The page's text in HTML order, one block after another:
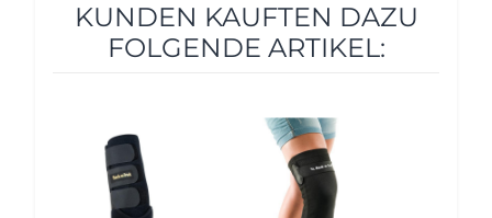
KUNDEN KAUFTEN DAZU
FOLGENDE ARTIKEL:
12%